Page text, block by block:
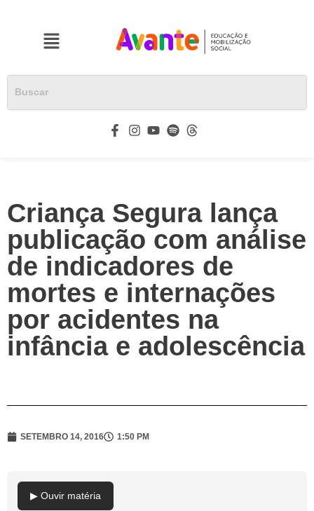
Criança Segura lança
publicação com análise
de indicadores de
mortes e internações
por acidentes na
infância e adolescência
SETEMBRO 14, 2016 1:50 PM
▶ Ouvir matéria